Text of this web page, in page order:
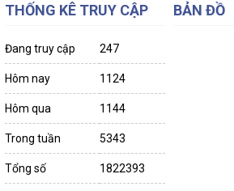
THỐNG KÊ TRUY CẬP
Đang truy cập 247
Hôm nay 1124
Hôm qua 1144
Trong tuần 5343
Tổng số 1822393
BẢN ĐỒ